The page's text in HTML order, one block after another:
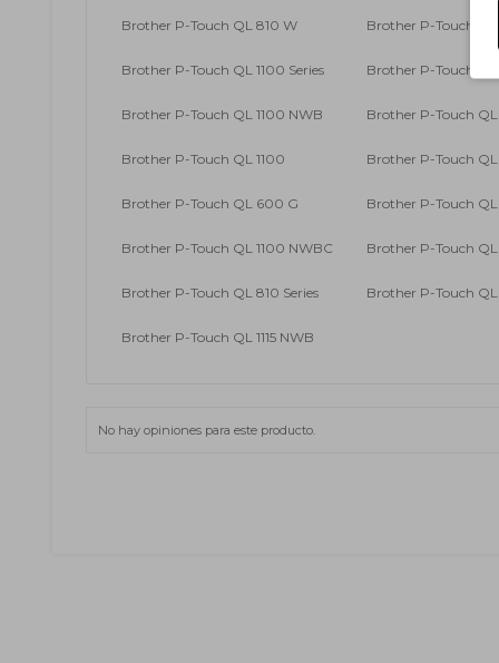
Brother P-Touch QL 810 W Brother P-Touch QL
Brother P-Touch QL 1100 Series Brother P-Touch QL
Brother P-Touch QL 1100 NWB Brother P-Touch
Brother P-Touch QL 1100 Brother P-Touch
Brother P-Touch QL 600 G Brother P-Touch
Brother P-Touch QL 1100 NWBC Brother P-Touch QL
Brother P-Touch QL 810 Series Brother P-Touch
Brother P-Touch QL 1115 NWB
No hay opiniones para este producto.